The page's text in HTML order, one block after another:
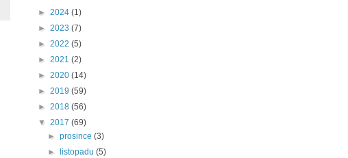
► 2024 (1)
► 2023 (7)
► 2022 (5)
► 2021 (2)
► 2020 (14)
► 2019 (59)
► 2018 (56)
▼ 2017 (69)
► prosince (3)
►
listopadu (5)